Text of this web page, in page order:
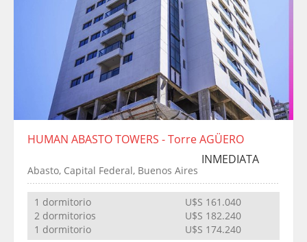
HUMAN ABASTO TOWERS - Torre AGÜERO
INMEDIATA
Abasto, Capital Federal, Buenos Aires
1 dormitorio
U$S 161.040
2 dormitorios
U$S 182.240
1 dormitorio
U$S 174.240